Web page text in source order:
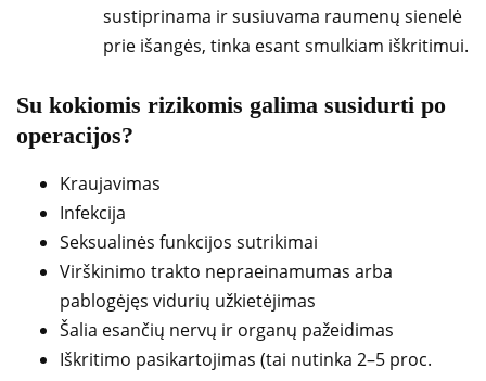
sustiprinama ir susiuvama raumenų sienelė
prie išangės, tinka esant smulkiam iškritimui.
Su kokiomis rizikomis galima susidurti po
operacijos?
Kraujavimas
Infekcija
Seksualinės funkcijos sutrikimai
Virškinimo trakto nepraeinamumas arba
pablogėjęs vidurių užkietėjimas
Šalia esančių nervų ir organų pažeidimas
Iškritimo pasikartojimas (tai nutinka 2–5 proc.